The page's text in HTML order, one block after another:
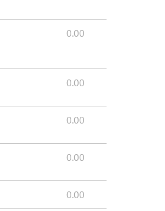
0.00
0.00
0.00
0.00
0.00